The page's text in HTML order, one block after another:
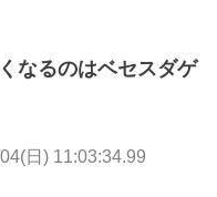
なるのはベセスダゲ
日) 11:03:34.99